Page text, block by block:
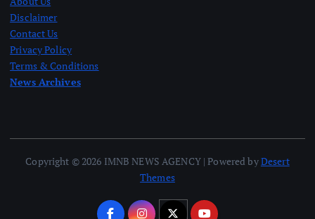
Disclaimer
Contact Us
Privacy Policy
Terms & Conditions
News Archives
Copyright © 2026 IMNB NEWS AGENCY | Powered byDesert
Themes